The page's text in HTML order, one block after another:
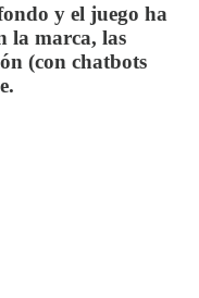
y el juego ha
la marca, las
(con chatbots